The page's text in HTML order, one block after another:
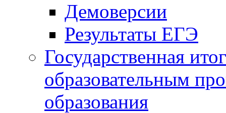
Демоверсии
Результаты ЕГЭ
Государственная
образовательным
образования